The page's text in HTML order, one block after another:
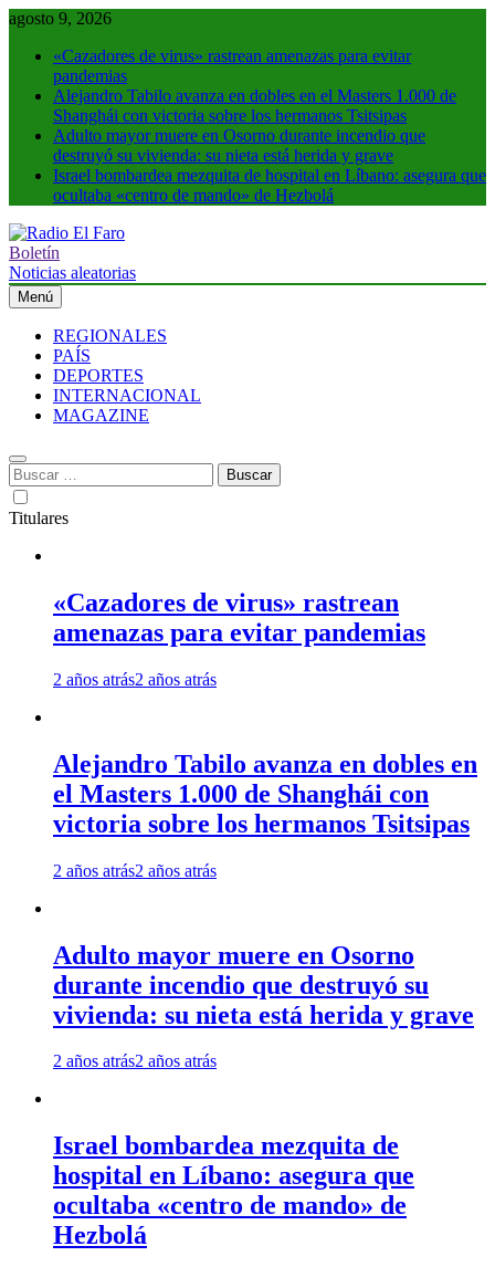
Saltar
contenido
agosto 9, 2026
«Cazadores de virus» rastrean amenazas para evitar
pandemias
Alejandro Tabilo avanza en dobles en el Masters 1.000 de
Shanghái con victoria sobre los hermanos Tsitsipas
Adulto mayor muere en Osorno durante incendio que
destruyó su vivienda: su nieta está herida y grave
Israel bombardea mezquita de hospital en Líbano: asegura que
ocultaba «centro de mando» de Hezbolá
Radio El Faro
Noticias y más
Boletín
Noticias aleatorias
Menú
REGIONALES
PAÍS
DEPORTES
INTERNACIONAL
MAGAZINE
Buscar:
Titulares
«Cazadores de virus» rastrean
amenazas para evitar pandemias
2 años atrás2 años atrás
Alejandro Tabilo avanza en dobles en
el Masters 1.000 de Shanghái con
victoria sobre los hermanos Tsitsipas
2 años atrás2 años atrás
Adulto mayor muere en Osorno
durante incendio que destruyó su
vivienda: su nieta está herida y grave
2 años atrás2 años atrás
Israel bombardea mezquita de
hospital en Líbano: asegura que
ocultaba «centro de mando» de
Hezbolá